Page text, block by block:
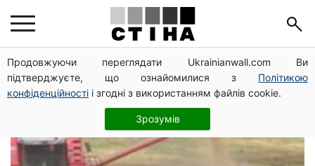
Продовжуючи переглядати Ukrainianwall.com Ви
підтверджуєте, що ознайомилися з Політикою
конфіденційності і згодні з використанням файлів cookie.
Зрозумів
аграрии